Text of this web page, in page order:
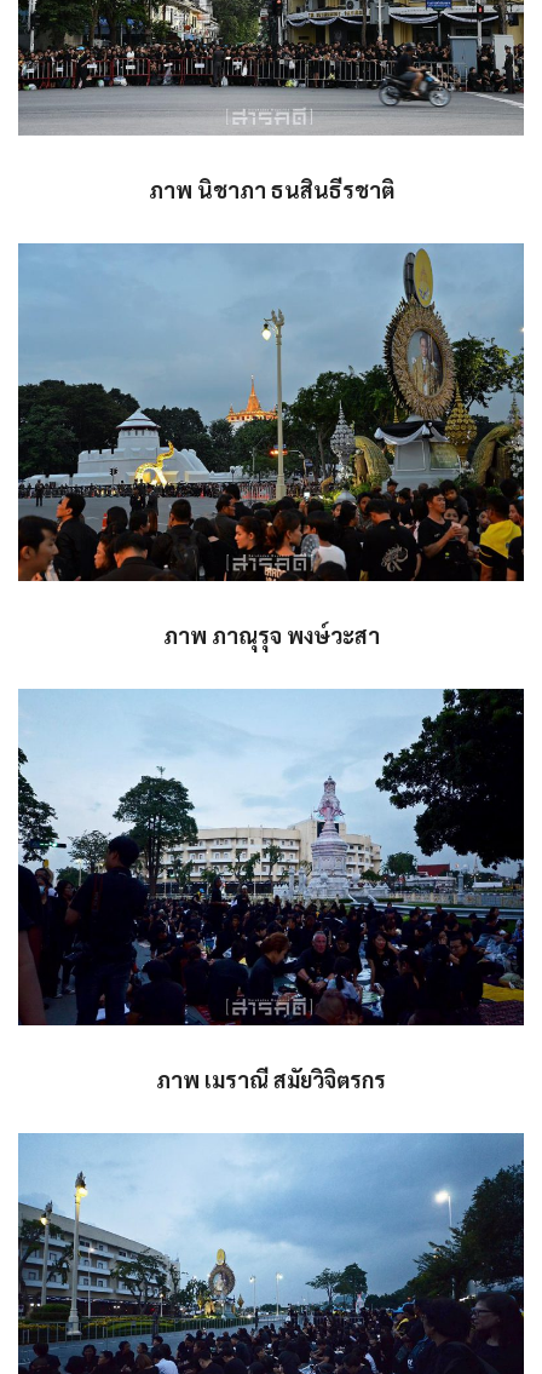
ภาพ นิชาภา ธนสินธีรชาติ
ภาพ ภาณุรุจ พงษ์วะสา
ภาพ เมราณี สมัยวิจิตรกร